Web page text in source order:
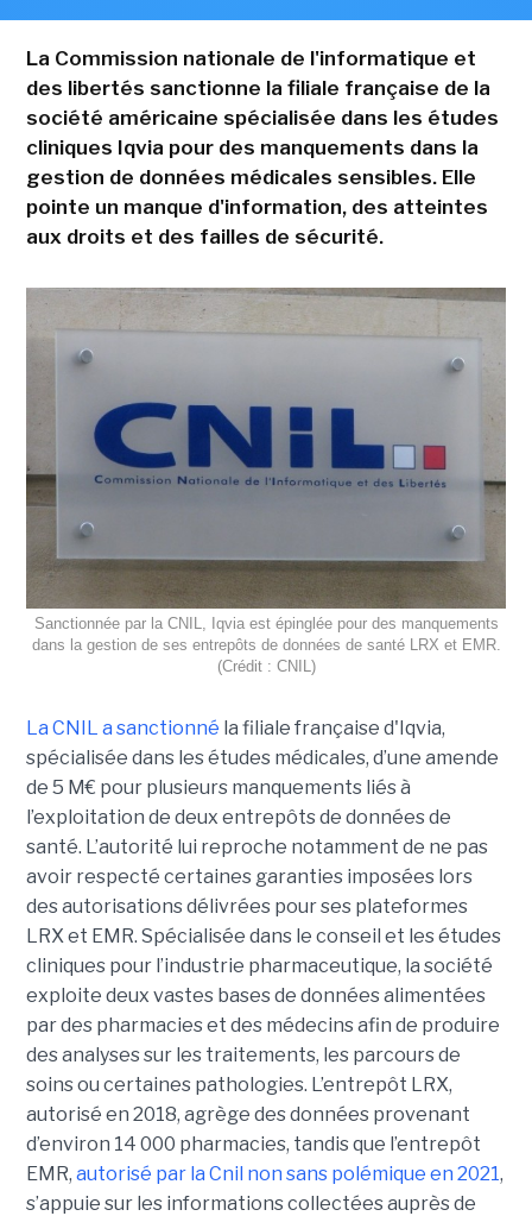
La Commission nationale de l'informatique et
des libertés sanctionne la filiale française de la
société américaine spécialisée dans les études
cliniques Iqvia pour des manquements dans la
gestion de données médicales sensibles. Elle
pointe un manque d'information, des atteintes
aux droits et des failles de sécurité.
Sanctionnée par la CNIL, Iqvia est épinglée pour des manquements
dans la gestion de ses entrepôts de données de santé LRX et EMR.
(Crédit : CNIL)
La CNIL a sanctionné la filiale française d'Iqvia,
spécialisée dans les études médicales, d’une amende
de 5 M€ pour plusieurs manquements liés à
l’exploitation de deux entrepôts de données de
santé. L’autorité lui reproche notamment de ne pas
avoir respecté certaines garanties imposées lors
des autorisations délivrées pour ses plateformes
LRX et EMR. Spécialisée dans le conseil et les études
cliniques pour l’industrie pharmaceutique, la société
exploite deux vastes bases de données alimentées
par des pharmacies et des médecins afin de produire
des analyses sur les traitements, les parcours de
soins ou certaines pathologies. L’entrepôt LRX,
autorisé en 2018, agrège des données provenant
d’environ 14 000 pharmacies, tandis que l’entrepôt
EMR, autorisé par la Cnil non sans polémique en 2021,
s’appuie sur les informations collectées auprès de